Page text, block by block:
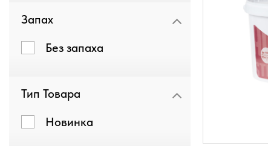
Запах
Без запаха
Тип Товара
Новинка